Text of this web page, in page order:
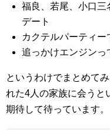
福良、若尾、小口三
デート
カクテルパーティ
追っかけエンジンっ
というわけでまとめて
れた4人の家族に会うと
期待して待っています。